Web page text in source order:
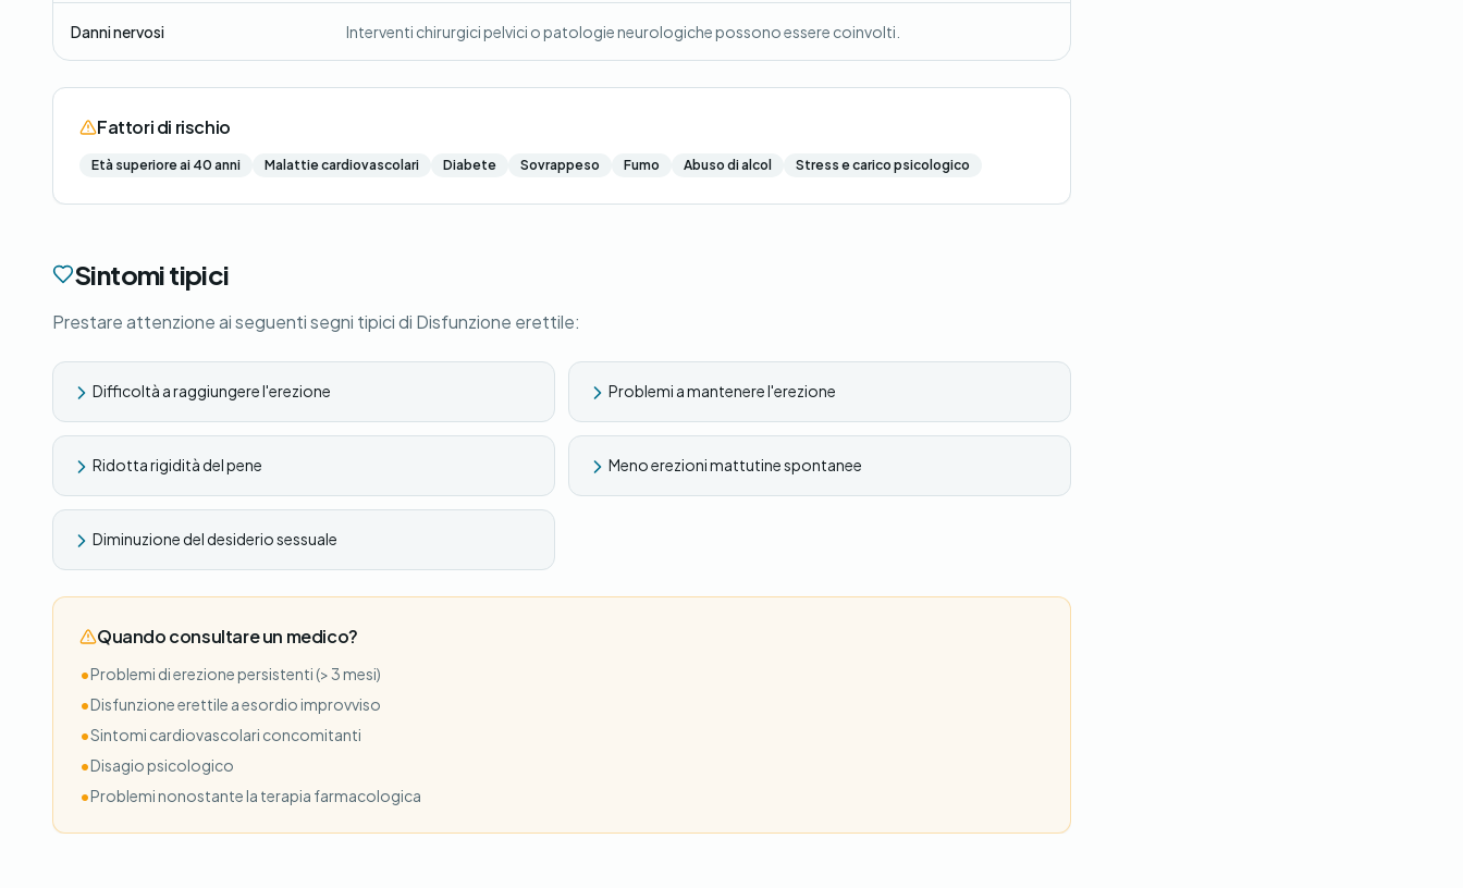
Danni nervosi Interventi chirurgici pelvici o patologie neurologiche possono essere coinvolti.
Fattori di rischio
Età superiore ai 40 anni Malattie cardiovascolari Diabete Sovrappeso Fumo Abuso di alcol Stress e carico psicologico
Sintomi tipici
Prestare attenzione ai seguenti segni tipici di Disfunzione erettile:
Difficoltà a raggiungere l'erezione Problemi a mantenere l'erezione
Ridotta rigidità del pene Meno erezioni mattutine spontanee
Diminuzione del desiderio sessuale
Quando consultare un medico?
•Problemi di erezione persistenti (> 3 mesi)
•Disfunzione erettile a esordio improvviso
•Sintomi cardiovascolari concomitanti
•Disagio psicologico
•Problemi nonostante la terapia farmacologica